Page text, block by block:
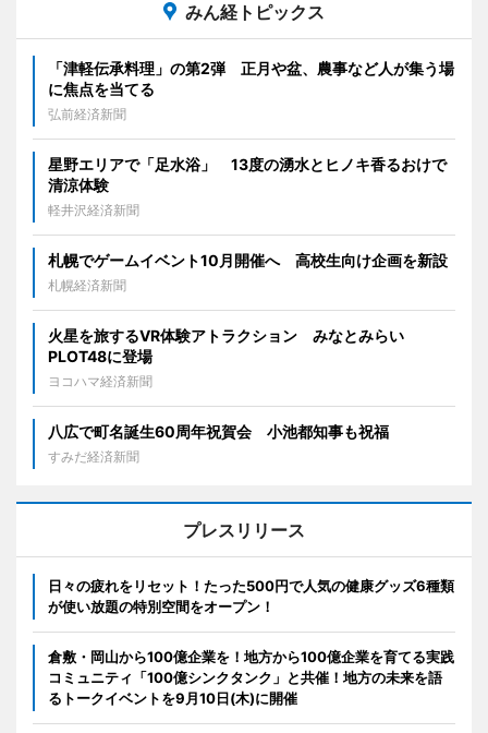
みん経トピックス
「津軽伝承料理」の第2弾 正月や盆、農事など人が集う場
に焦点を当てる
弘前経済新聞
星野エリアで「足水浴」 13度の湧水とヒノキ香るおけで
清涼体験
軽井沢経済新聞
札幌でゲームイベント10月開催へ 高校生向け企画を新設
札幌経済新聞
火星を旅するVR体験アトラクション みなとみらい
PLOT48に登場
ヨコハマ経済新聞
八広で町名誕生60周年祝賀会 小池都知事も祝福
すみだ経済新聞
プレスリリース
日々の疲れをリセット！たった500円で人気の健康グッズ6種類
が使い放題の特別空間をオープン！
倉敷・岡山から100億企業を！地方から100億企業を育てる実践
コミュニティ「100億シンクタンク」と共催！地方の未来を語
るトークイベントを9月10日(木)に開催